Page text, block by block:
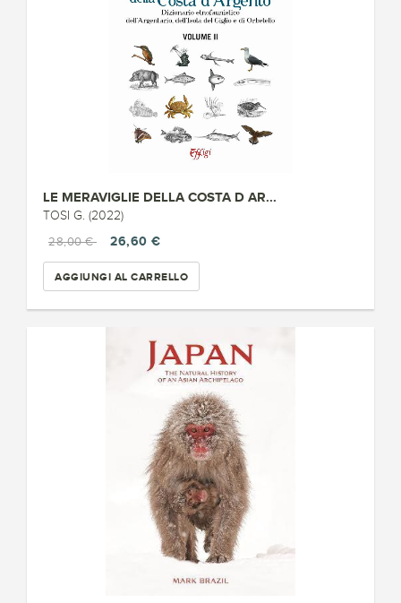
LE MERAVIGLIE DELLA COSTA D AR...
TOSI G. (2022)
28,00 €
26,60 €
AGGIUNGI AL CARRELLO